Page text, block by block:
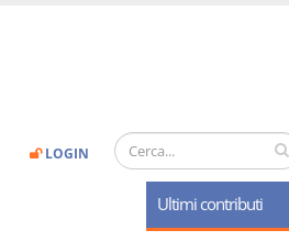
LOGIN
Ultimi contributi